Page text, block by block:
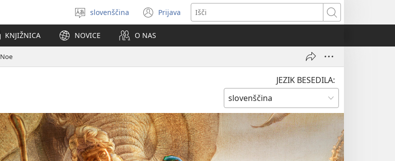
Izberite
jezik
slovenščina Prijava
(odpre
novo
Išči
KNJIŽNICA NOVICE O NAS
Noe
JEZIK BESEDILA: